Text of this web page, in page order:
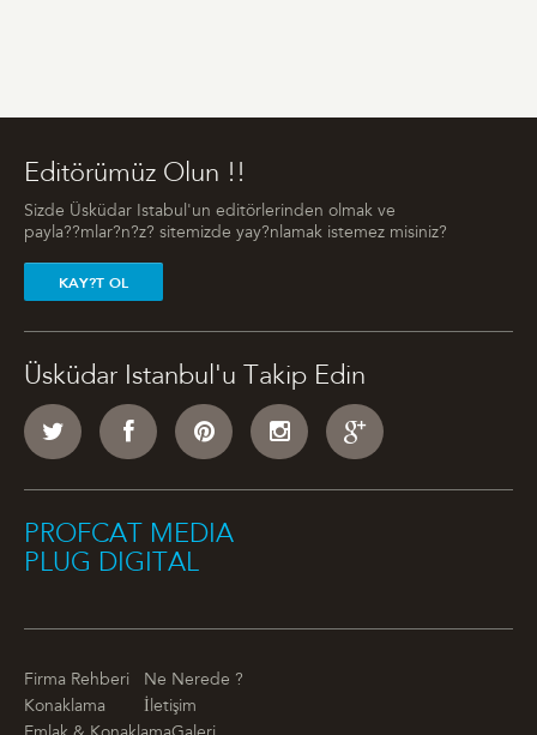
Editörümüz Olun !!
Sizde Üsküdar Istabul'un editörlerinden olmak ve
payla??mlar?n?z? sitemizde yay?nlamak istemez misiniz?
KAY?T OL
Üsküdar Istanbul'u Takip Edin
PROFCAT MEDIA
PLUG DIGITAL
Firma Rehberi
Ne Nerede ?
Konaklama
İletişim